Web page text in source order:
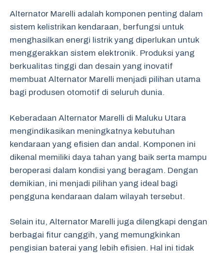
Alternator Marelli adalah komponen penting dalam
sistem kelistrikan kendaraan, berfungsi untuk
menghasilkan energi listrik yang diperlukan untuk
menggerakkan sistem elektronik. Produksi yang
berkualitas tinggi dan desain yang inovatif
membuat Alternator Marelli menjadi pilihan utama
bagi produsen otomotif di seluruh dunia.
Keberadaan Alternator Marelli di Maluku Utara
mengindikasikan meningkatnya kebutuhan
kendaraan yang efisien dan andal. Komponen ini
dikenal memiliki daya tahan yang baik serta mampu
beroperasi dalam kondisi yang beragam. Dengan
demikian, ini menjadi pilihan yang ideal bagi
pengguna kendaraan dalam wilayah tersebut.
Selain itu, Alternator Marelli juga dilengkapi dengan
berbagai fitur canggih, yang memungkinkan
pengisian baterai yang lebih efisien. Hal ini tidak